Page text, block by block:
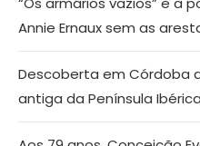
Annie Ernaux sem as
Descoberta em Córdoba
antiga da Península Ibérica